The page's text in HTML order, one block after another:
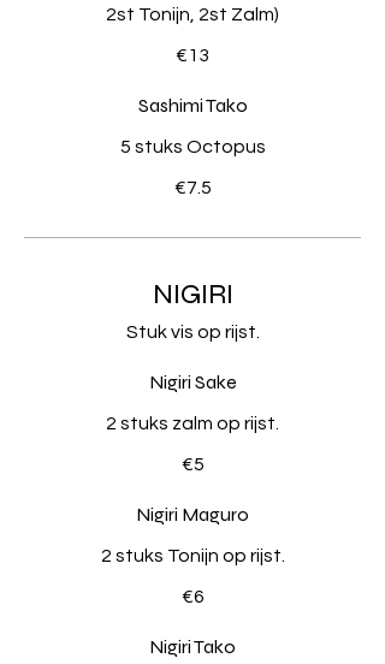
2st Tonijn, 2st Zalm)
€13
Sashimi Tako
5 stuks Octopus
€7.5
NIGIRI
Stuk vis op rijst.
Nigiri Sake
2 stuks zalm op rijst.
€5
Nigiri Maguro
2 stuks Tonijn op rijst.
€6
Nigiri Tako